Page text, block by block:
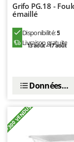
Grifo PG.18 -
émaillé
Disponibilité:5
Livraison gratuite
13 août - 17 août
Données
+300 VENDUS